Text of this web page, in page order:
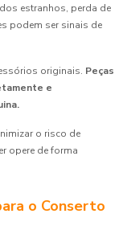
estranhos, perda de
podem ser sinais de
originais. Peças
e
o risco de
opere de forma
o Conserto